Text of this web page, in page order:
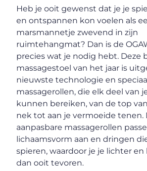
Heb je ooit gewenst dat je je
en ontspannen kon voelen als
marsmannetje zwevend in zijn
ruimtehangmat? Dan is de
precies wat je nodig hebt. Deze
massagestoel van het jaar is
nieuwste technologie en
massagerollen, die elk deel van
kunnen bereiken, van de top
nek tot aan je vermoeide tenen.
aanpasbare massagerollen
lichaamsvorm aan en dringen
spieren, waardoor je je lichter en
dan ooit tevoren.